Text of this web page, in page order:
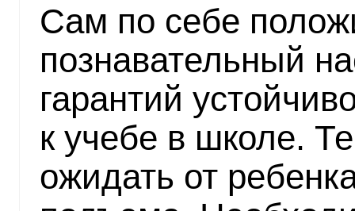
Сам по себе
познавательный
гарантий
к учебе в школе.
ожидать от